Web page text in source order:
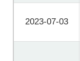
2023-07-03